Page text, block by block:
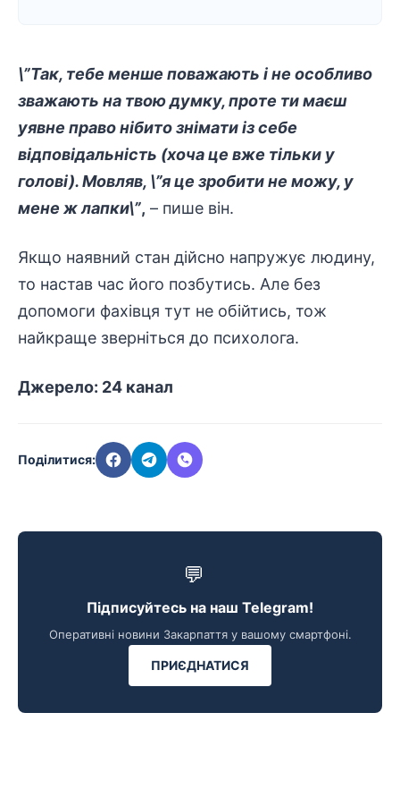
\”Так, тебе менше поважають і не особливо
зважають на твою думку, проте ти маєш
уявне право нібито знімати із себе
відповідальність (хоча це вже тільки у
голові). Мовляв, \”я це зробити не можу, у
мене ж лапки\”, – пише він.
Якщо наявний стан дійсно напружує людину,
то настав час його позбутись. Але без
допомоги фахівця тут не обійтись, тож
найкраще зверніться до психолога.
Джерело: 24 канал
Поділитися:
💬
Підписуйтесь на наш Telegram!
Оперативні новини Закарпаття у вашому смартфоні.
ПРИЄДНАТИСЯ